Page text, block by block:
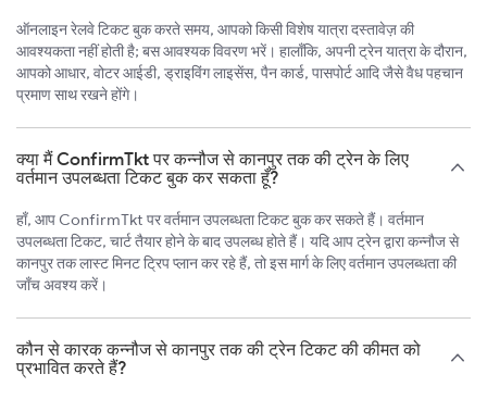
ऑनलाइन रेलवे टिकट बुक करते समय, आपको किसी विशेष यात्रा दस्तावेज़ की
आवश्यकता नहीं होती है; बस आवश्यक विवरण भरें। हालाँकि, अपनी ट्रेन यात्रा के दौरान,
आपको आधार, वोटर आईडी, ड्राइविंग लाइसेंस, पैन कार्ड, पासपोर्ट आदि जैसे वैध पहचान
प्रमाण साथ रखने होंगे।
क्या मैं ConfirmTkt पर कन्नौज से कानपुर तक की ट्रेन के लिए
वर्तमान उपलब्धता टिकट बुक कर सकता हूँ?
हाँ, आप ConfirmTkt पर वर्तमान उपलब्धता टिकट बुक कर सकते हैं। वर्तमान
उपलब्धता टिकट, चार्ट तैयार होने के बाद उपलब्ध होते हैं। यदि आप ट्रेन द्वारा कन्नौज से
कानपुर तक लास्ट मिनट ट्रिप प्लान कर रहे हैं, तो इस मार्ग के लिए वर्तमान उपलब्धता की
जाँच अवश्य करें।
कौन से कारक कन्नौज से कानपुर तक की ट्रेन टिकट की कीमत को
प्रभावित करते हैं?